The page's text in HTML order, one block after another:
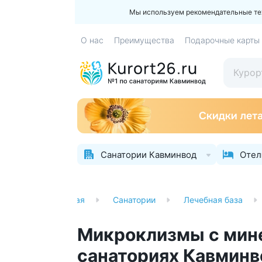
Мы используем рекомендательные
О нас Преимущества Подарочные карты
Санатории Кавминвод
Главная Санатории Лечебная база
Микроклизмы с
санаториях